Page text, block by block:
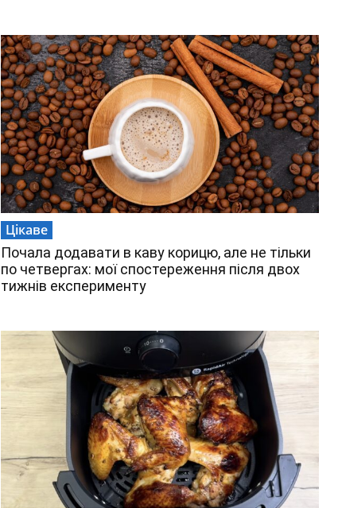
Цікаве
Почала додавати в каву корицю, але не тільки
по четвергах: мої спостереження після двох
тижнів експерименту